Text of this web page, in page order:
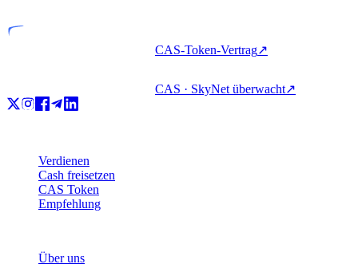
CAS-Token-Vertrag↗
CAS · SkyNet überwacht↗
Verdienen
Cash freisetzen
CAS Token
Empfehlung
Über uns